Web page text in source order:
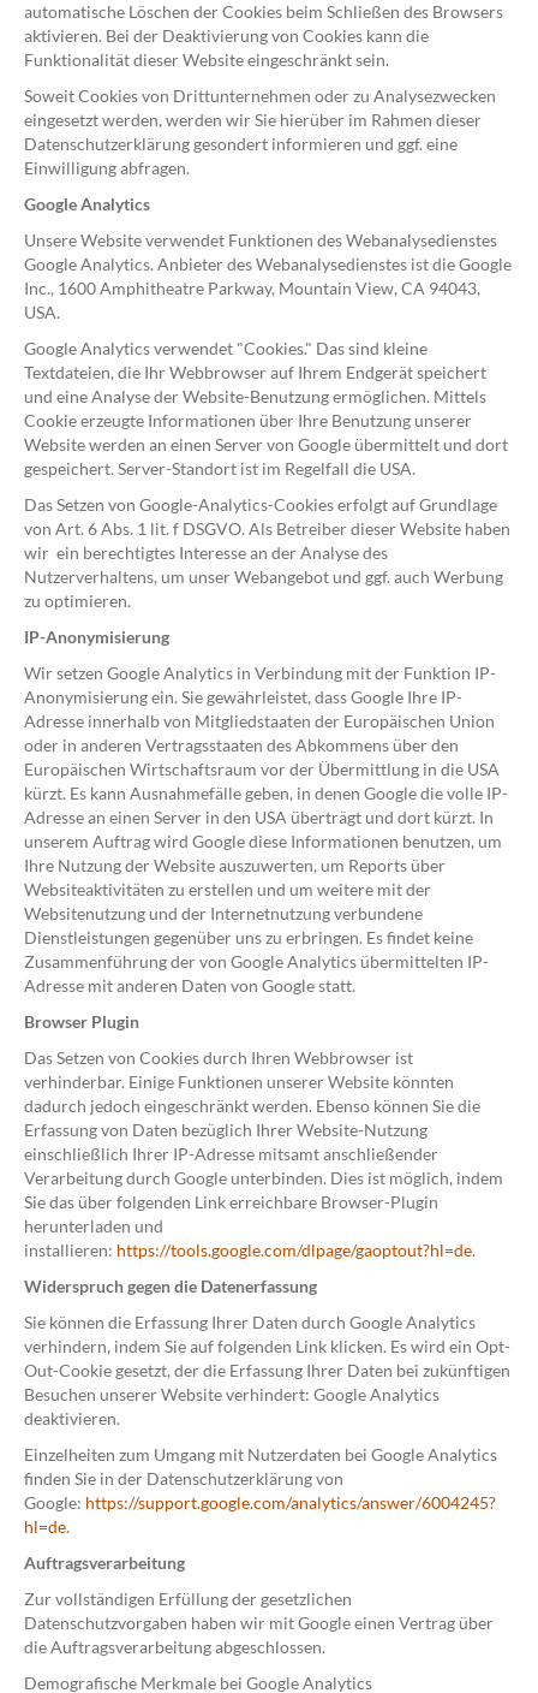
automatische Löschen der Cookies beim Schließen des Browsers
aktivieren. Bei der Deaktivierung von Cookies kann die
Funktionalität dieser Website eingeschränkt sein.
Soweit Cookies von Drittunternehmen oder zu Analysezwecken
eingesetzt werden, werden wir Sie hierüber im Rahmen dieser
Datenschutzerklärung gesondert informieren und ggf. eine
Einwilligung abfragen.
Google Analytics
Unsere Website verwendet Funktionen des Webanalysedienstes
Google Analytics. Anbieter des Webanalysedienstes ist die Google
Inc., 1600 Amphitheatre Parkway, Mountain View, CA 94043,
USA.
Google Analytics verwendet "Cookies." Das sind kleine
Textdateien, die Ihr Webbrowser auf Ihrem Endgerät speichert
und eine Analyse der Website-Benutzung ermöglichen. Mittels
Cookie erzeugte Informationen über Ihre Benutzung unserer
Website werden an einen Server von Google übermittelt und dort
gespeichert. Server-Standort ist im Regelfall die USA.
Das Setzen von Google-Analytics-Cookies erfolgt auf Grundlage
von Art. 6 Abs. 1 lit. f DSGVO. Als Betreiber dieser Website haben
wir ein berechtigtes Interesse an der Analyse des
Nutzerverhaltens, um unser Webangebot und ggf. auch Werbung
zu optimieren.
IP-Anonymisierung
Wir setzen Google Analytics in Verbindung mit der Funktion IP-
Anonymisierung ein. Sie gewährleistet, dass Google Ihre IP-
Adresse innerhalb von Mitgliedstaaten der Europäischen Union
oder in anderen Vertragsstaaten des Abkommens über den
Europäischen Wirtschaftsraum vor der Übermittlung in die USA
kürzt. Es kann Ausnahmefälle geben, in denen Google die volle IP-
Adresse an einen Server in den USA überträgt und dort kürzt. In
unserem Auftrag wird Google diese Informationen benutzen, um
Ihre Nutzung der Website auszuwerten, um Reports über
Websiteaktivitäten zu erstellen und um weitere mit der
Websitenutzung und der Internetnutzung verbundene
Dienstleistungen gegenüber uns zu erbringen. Es findet keine
Zusammenführung der von Google Analytics übermittelten IP-
Adresse mit anderen Daten von Google statt.
Browser Plugin
Das Setzen von Cookies durch Ihren Webbrowser ist
verhinderbar. Einige Funktionen unserer Website könnten
dadurch jedoch eingeschränkt werden. Ebenso können Sie die
Erfassung von Daten bezüglich Ihrer Website-Nutzung
einschließlich Ihrer IP-Adresse mitsamt anschließender
Verarbeitung durch Google unterbinden. Dies ist möglich, indem
Sie das über folgenden Link erreichbare Browser-Plugin
herunterladen und
installieren: https://tools.google.com/dlpage/gaoptout?hl=de.
Widerspruch gegen die Datenerfassung
Sie können die Erfassung Ihrer Daten durch Google Analytics
verhindern, indem Sie auf folgenden Link klicken. Es wird ein Opt-
Out-Cookie gesetzt, der die Erfassung Ihrer Daten bei zukünftigen
Besuchen unserer Website verhindert: Google Analytics
deaktivieren.
Einzelheiten zum Umgang mit Nutzerdaten bei Google Analytics
finden Sie in der Datenschutzerklärung von
Google: https://support.google.com/analytics/answer/6004245?
hl=de.
Auftragsverarbeitung
Zur vollständigen Erfüllung der gesetzlichen
Datenschutzvorgaben haben wir mit Google einen Vertrag über
die Auftragsverarbeitung abgeschlossen.
Demografische Merkmale bei Google Analytics